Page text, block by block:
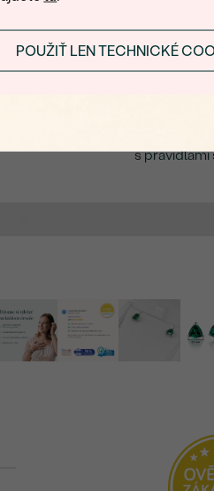
POUŽIŤ LEN TECHNICKÉ
spravidlami